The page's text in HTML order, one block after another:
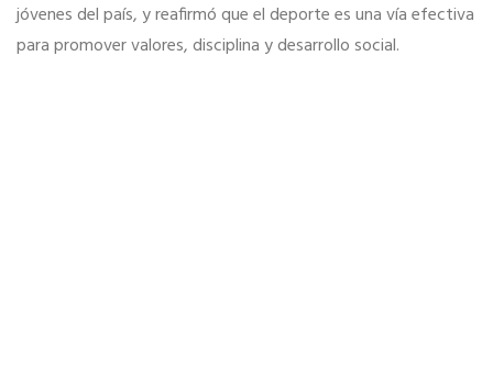
jóvenes del país, y reafirmó que el deporte es una vía efectiva
para promover valores, disciplina y desarrollo social.